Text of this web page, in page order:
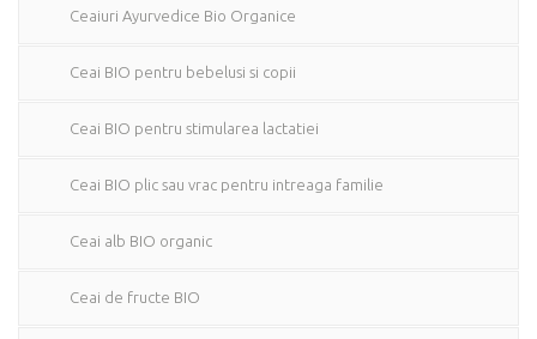
Ceaiuri Ayurvedice Bio Organice
Ceai BIO pentru bebelusi si copii
Ceai BIO pentru stimularea lactatiei
Ceai BIO plic sau vrac pentru intreaga familie
Ceai alb BIO organic
Ceai de fructe BIO